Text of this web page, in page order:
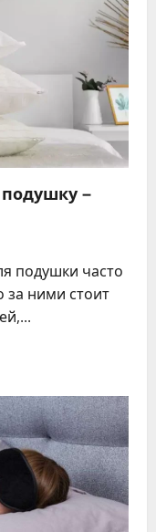
–
подушки часто
за ними стоит